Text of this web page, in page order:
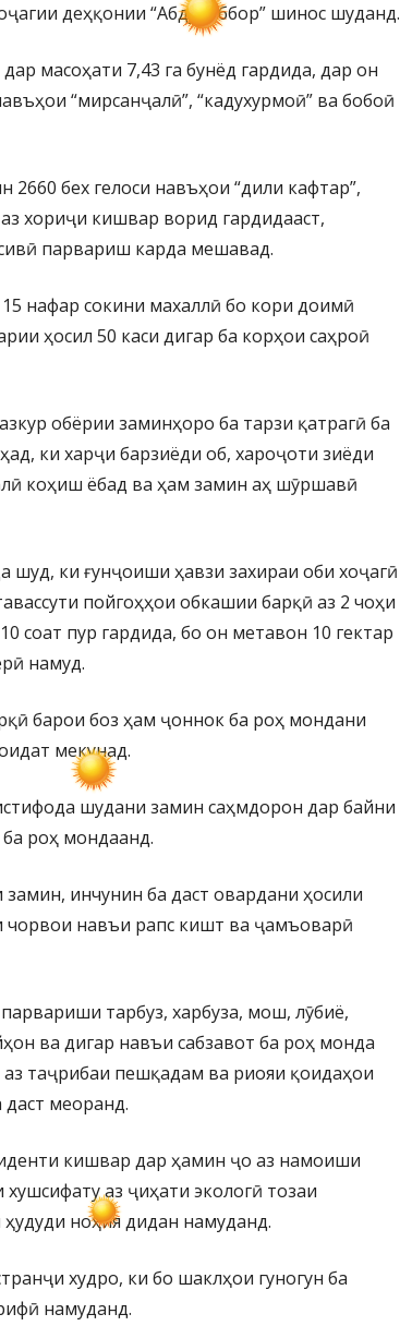
деҳқонии “Абдуҷаббор” шинос шуданд.
масоҳати 7,43 га бунёд гардида, дар он
“мирсанҷалӣ”, “кадухурмоӣ” ва бобоӣ
бех гелоси навъҳои “дили кафтар”,
хориҷи кишвар ворид гардидааст,
парвариш карда мешавад.
нафар сокини махаллӣ бо кори доимӣ
ҳосил 50 каси дигар ба корҳои саҳроӣ
обёрии заминҳоро ба тарзи қатрагӣ ба
ки харҷи барзиёди об, хароҷоти зиёди
коҳиш ёбад ва ҳам замин аҳ шӯршавӣ
шуд, ки ғунҷоиши ҳавзи захираи оби хоҷагӣ
пойгоҳҳои обкашии барқӣ аз 2 чоҳи
соат пур гардида, бо он метавон 10 гектар
намуд.
барои боз ҳам ҷоннок ба роҳ мондани
мекунад.
шудани замин саҳмдорон дар байни
роҳ мондаанд.
инчунин ба даст овардани ҳосили
чорвои навъи рапс кишт ва ҷамъоварӣ
тарбуз, харбуза, мош, лӯбиё,
ва дигар навъи сабзавот ба роҳ монда
таҷрибаи пешқадам ва риояи қоидаҳои
даст меоранд.
кишвар дар ҳамин ҷо аз намоиши
аз ҷиҳати экологӣ тозаи
ноҳия дидан намуданд.
худро, ки бо шаклҳои гуногун ба
намуданд.